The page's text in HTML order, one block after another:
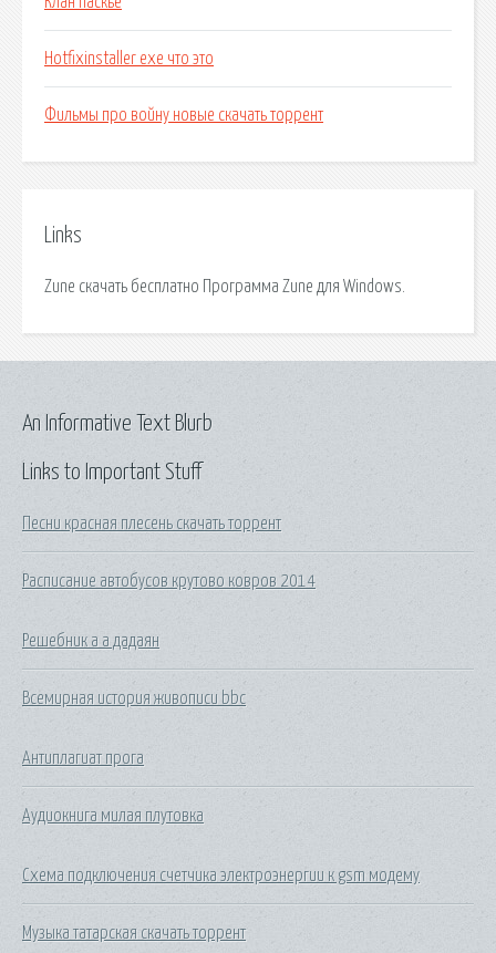
Hotfixinstaller exe что это
Фильмы про войну новые скачать торрент
Links
Zune скачать бесплатно Программа Zune для Windows.
Links to Important Stuff
Песни красная плесень скачать торрент
Расписание автобусов крутово ковров 2014
Решебник а а дадаян
Всемирная история живописи bbc
Антиплагиат прога
Аудиокнига милая плутовка
Схема подключения счетчика электроэнергии к gsm модему
Музыка татарская скачать торрент
An Informative Text Blurb